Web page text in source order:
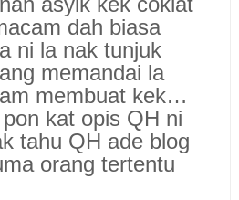
dah biasa
ni la nak tunjuk
memandai la
membuat kek…
kat opis QH ni
tahu QH ade blog
orang tertentu